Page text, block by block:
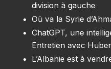
division à gauche
Où va la Syrie
ChatGPT, une
Entretien avec
L’Albanie est à